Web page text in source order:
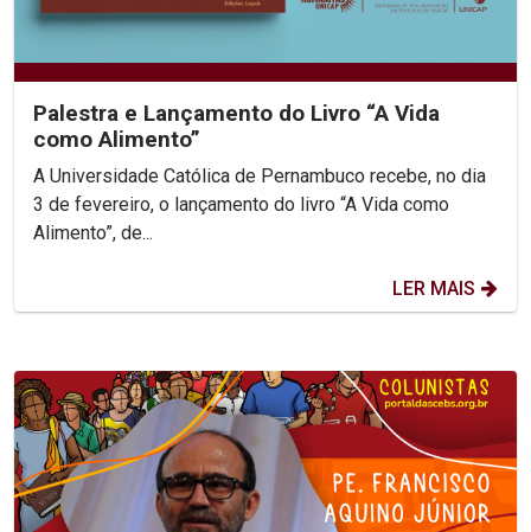
Palestra e Lançamento do Livro “A Vida
como Alimento”
A Universidade Católica de Pernambuco recebe, no dia
3 de fevereiro, o lançamento do livro “A Vida como
Alimento”, de...
LER MAIS